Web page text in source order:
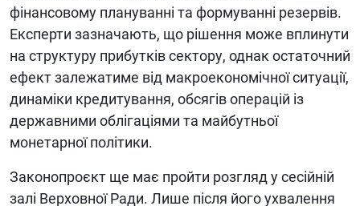
фінансовому плануванні та формуванні резервів.
Експерти зазначають, що рішення може вплинути
на структуру прибутків сектору, однак остаточний
ефект залежатиме від макроекономічної ситуації,
динаміки кредитування, обсягів операцій із
державними облігаціями та майбутньої
монетарної політики.
Законопроєкт ще має пройти розгляд у сесійній
залі Верховної Ради. Лише після його ухвалення